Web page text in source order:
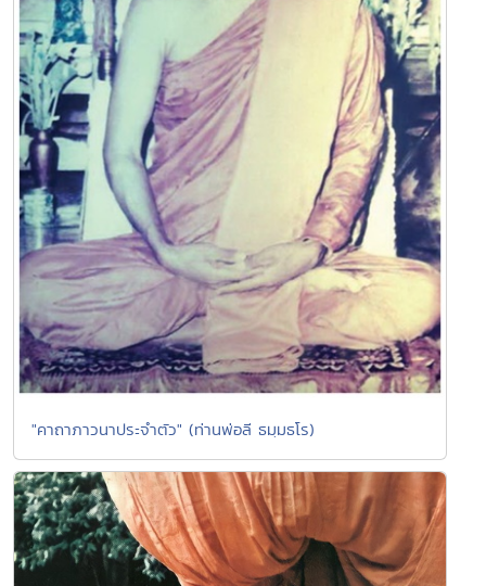
"คาถาภาวนาประจำตัว" (ท่านพ่อลี ธมฺมธโร)